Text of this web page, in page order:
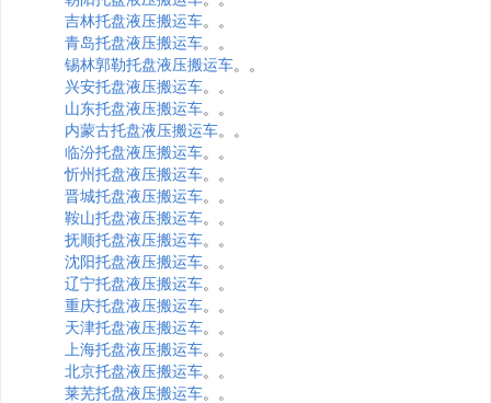
吉林托盘液压搬运车。。
青岛托盘液压搬运车。。
锡林郭勒托盘液压搬运车。。
兴安托盘液压搬运车。。
山东托盘液压搬运车。。
内蒙古托盘液压搬运车。。
临汾托盘液压搬运车。。
忻州托盘液压搬运车。。
晋城托盘液压搬运车。。
鞍山托盘液压搬运车。。
抚顺托盘液压搬运车。。
沈阳托盘液压搬运车。。
辽宁托盘液压搬运车。。
重庆托盘液压搬运车。。
天津托盘液压搬运车。。
上海托盘液压搬运车。。
北京托盘液压搬运车。。
莱芜托盘液压搬运车。。